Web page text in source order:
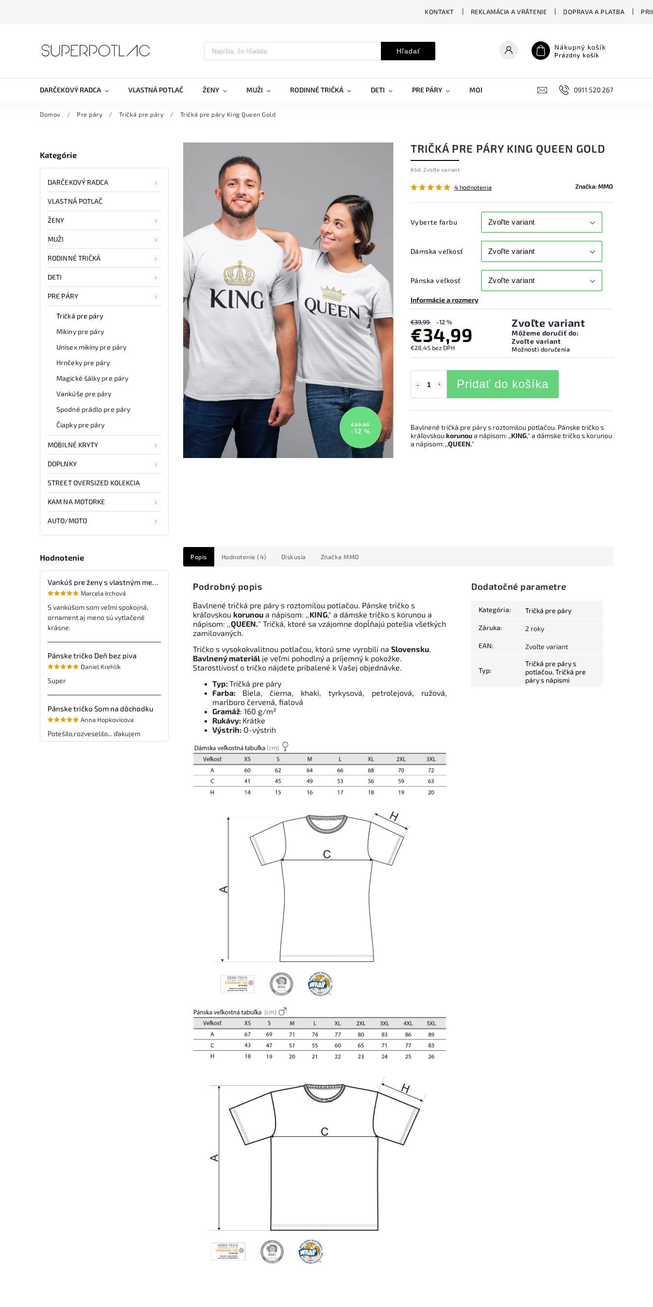
KONTAKT REKLAMÁCIA A VRÁTENIE DOPRAVA A PLATBA
Hľadať Nákupný košík
Prázdny košík
DARČEKOVÝ RADCA VLASTNÁ POTLAČ ŽENY MUŽI RODINNÉ TRIČKÁ DETI PRE PÁRY MOBILNÉ KRYTY DOPLNKY STREET
0911 520 267
Domov / Pre páry / Tričká pre páry / Tričká pre páry King Queen Gold
Kategórie
DARČEKOVÝ RADCA
VLASTNÁ POTLAČ
ŽENY
MUŽI
RODINNÉ TRIČKÁ
DETI
PRE PÁRY
Tričká pre páry
Mikiny pre páry
Unisex mikiny pre páry
Hrnčeky pre páry
Magické šálky pre páry
Vankúše pre páry
Spodné prádlo pre páry
Čiapky pre páry
MOBILNÉ KRYTY
DOPLNKY
STREET OVERSIZED KOLEKCIA
KAM NA MOTORKE
AUTO/MOTO
Hodnotenie
Marcela Irchová
S vankúšom som veľmi spokojná,
ornament aj meno sú vytlačené
krásne.
Pánske tričko Deň bez piva
Daniel Krehlík
Super
Pánske tričko Som na dôchodku
Anna Hopkovicova
Potešilo,rozveselilo... ďakujem
€39,99
–12 %
TRIČKÁ PRE PÁRY KING QUEEN GOLD
Kód: Zvoľte variant
4 hodnotenia Značka:MMO
Vyberte farbu
Dámska veľkosť
Pánska veľkosť
Informácie a rozmery
€39,99 –12 %
€34,99
€28,45 bez DPH
Zvoľte variant
Môžeme doručiť do:
Zvoľte variant
Možnosti doručenia
Pridať do košíka
Bavlnené tričká pre páry s roztomilou potlačou. Pánske tričko s
kráľovskou korunoua nápisom: ,,KING," a dámske tričko s korunou
a nápisom: ,,QUEEN."
Popis Hodnotenie (4) Diskusia Značka MMO
Podrobný popis
Bavlnené tričká pre páry s roztomilou potlačou. Pánske tričko s
kráľovskou korunou a nápisom: ,,KING," a dámske tričko s korunou a
nápisom: ,,QUEEN." Tričká, ktoré sa vzájomne dopĺňajú potešia všetkých
zamilovaných.
Tričko s vysokokvalitnou potlačou, ktorú sme vyrobili na Slovensku.
Bavlnený materiál je veľmi pohodlný a príjemný k pokožke.
Starostlivosť o tričko nájdete pribalené k Vašej objednávke.
Typ: Tričká pre páry
Farba: Biela, čierna, khaki, tyrkysová, petrolejová, ružová,
marlboro červená, fialová
Gramáž: 160 g/m²
Rukávy: Krátke
Výstrih: O-výstrih
Dodatočné parametre
Kategória: Tričká pre páry
Záruka: 2 roky
EAN: Zvoľte variant
Typ:
Tričká pre páry s
potlačou,Tričká pre
páry s nápismi